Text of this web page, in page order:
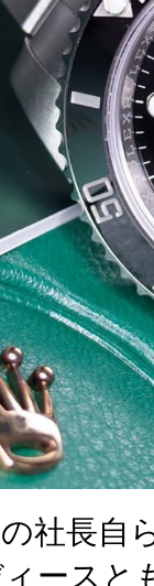
社長自
ースと